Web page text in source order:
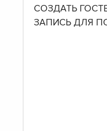
СОЗДАТЬ
ЗАПИСЬ ДЛЯ